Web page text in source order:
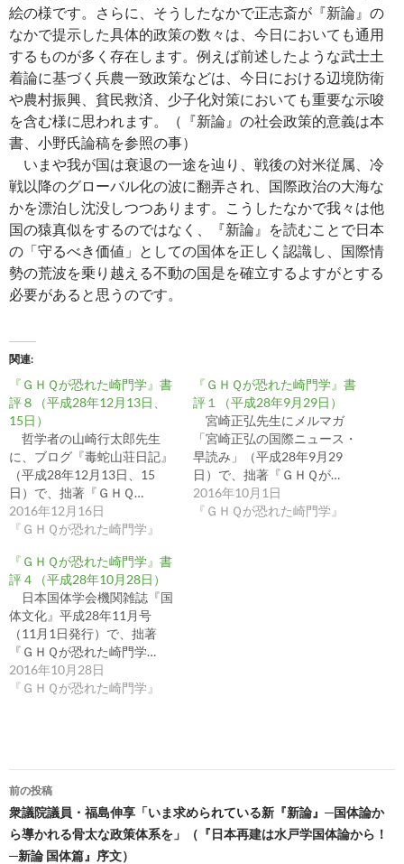
絵の様です。さらに、そうしたなかで正志斎が『新論』の
なかで提示した具体的政策の数々は、今日においても通用
するものが多く存在します。例えば前述したような武士土
着論に基づく兵農一致政策などは、今日における辺境防衛
や農村振興、貧民救済、少子化対策においても重要な示唆
を含む様に思われます。（『新論』の社会政策的意義は本
書、小野氏論稿を参照の事）
いまや我が国は衰退の一途を辿り、戦後の対米従属、冷
戦以降のグローバル化の波に翻弄され、国際政治の大海な
かを漂泊し沈没しつつあります。こうしたなかで我々は他
国の猿真似をするのではなく、『新論』を読むことで日本
の「守るべき価値」としての国体を正しく認識し、国際情
勢の荒波を乗り越える不動の国是を確立するよすがとする
必要があると思うのです。
関連
『ＧＨＱが恐れた崎門学』書
評８（平成28年12月13日、
15日）
哲学者の山崎行太郎先生
に、ブログ『毒蛇山荘日記』
（平成28年12月13日、15
日）で、拙著『ＧＨＱ…
2016年12月16日
『ＧＨＱが恐れた崎門学』
『ＧＨＱが恐れた崎門学』書
評１（平成28年9月29日）
宮崎正弘先生にメルマガ
「宮崎正弘の国際ニュース・
早読み」（平成28年9月29
日）で、拙著『ＧＨＱが…
2016年10月1日
『ＧＨＱが恐れた崎門学』
『ＧＨＱが恐れた崎門学』書
評４（平成28年10月28日）
日本国体学会機関雑誌『国
体文化』平成28年11月号
（11月1日発行）で、拙著
『ＧＨＱが恐れた崎門学…
2016年10月28日
『ＧＨＱが恐れた崎門学』
投
稿
ナ
前の投稿
衆議院議員・福島伸享「いま求められている新『新論』─国体論か
ら導かれる骨太な政策体系を」（『日本再建は水戸学国体論から！
─新論 国体篇』序文）